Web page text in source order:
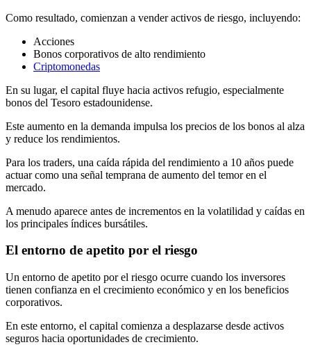
Como resultado, comienzan a vender activos de riesgo, incluyendo:
Acciones
Bonos corporativos de alto rendimiento
Criptomonedas
En su lugar, el capital fluye hacia activos refugio, especialmente
bonos del Tesoro estadounidense.
Este aumento en la demanda impulsa los precios de los bonos al alza
y reduce los rendimientos.
Para los traders, una caída rápida del rendimiento a 10 años puede
actuar como una señal temprana de aumento del temor en el
mercado.
A menudo aparece antes de incrementos en la volatilidad y caídas en
los principales índices bursátiles.
El entorno de apetito por el riesgo
Un entorno de apetito por el riesgo ocurre cuando los inversores
tienen confianza en el crecimiento económico y en los beneficios
corporativos.
En este entorno, el capital comienza a desplazarse desde activos
seguros hacia oportunidades de crecimiento.